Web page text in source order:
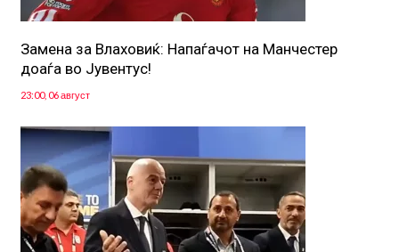
Замена за Влаховиќ: Напаѓачот на Манчестер
доаѓа во Јувентус!
23:00, 06 август